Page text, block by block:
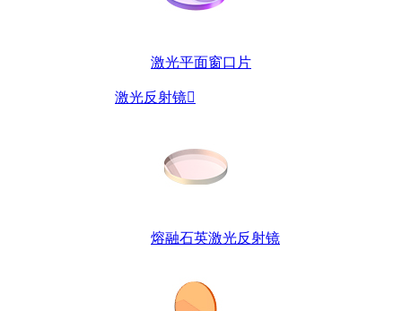
激光平面窗口片
激光反射镜
熔融石英激光反射镜